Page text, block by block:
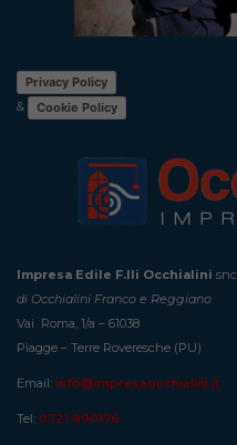
Privacy Policy
&
Cookie Policy
Impresa Edile F.lli Occhialini snc
di Occhialini Franco e Reggiano
Vai Roma, 1/a – 61038
Piagge – Terre Roveresche (PU)
Email: info@impresaocchialini.it
Tel: 0721 890176